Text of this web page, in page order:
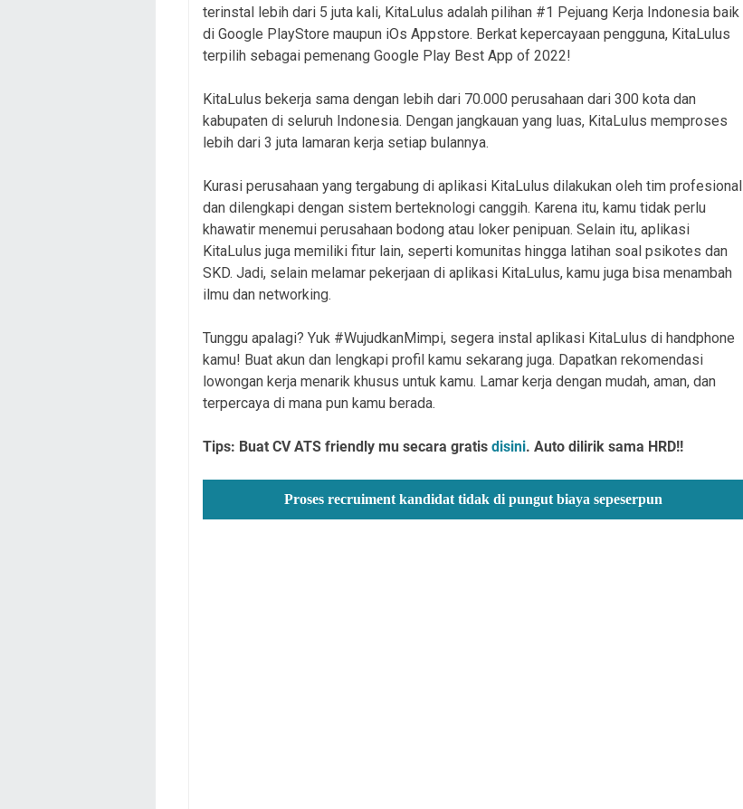
terinstal lebih dari 5 juta kali, KitaLulus adalah pilihan #1 Pejuang Kerja Indonesia baik
di Google PlayStore maupun iOs Appstore. Berkat kepercayaan pengguna, KitaLulus
terpilih sebagai pemenang Google Play Best App of 2022!
KitaLulus bekerja sama dengan lebih dari 70.000 perusahaan dari 300 kota dan
kabupaten di seluruh Indonesia. Dengan jangkauan yang luas, KitaLulus memproses
lebih dari 3 juta lamaran kerja setiap bulannya.
Kurasi perusahaan yang tergabung di aplikasi KitaLulus dilakukan oleh tim profesional
dan dilengkapi dengan sistem berteknologi canggih. Karena itu, kamu tidak perlu
khawatir menemui perusahaan bodong atau loker penipuan. Selain itu, aplikasi
KitaLulus juga memiliki fitur lain, seperti komunitas hingga latihan soal psikotes dan
SKD. Jadi, selain melamar pekerjaan di aplikasi KitaLulus, kamu juga bisa menambah
ilmu dan networking.
Tunggu apalagi? Yuk #WujudkanMimpi, segera instal aplikasi KitaLulus di handphone
kamu! Buat akun dan lengkapi profil kamu sekarang juga. Dapatkan rekomendasi
lowongan kerja menarik khusus untuk kamu. Lamar kerja dengan mudah, aman, dan
terpercaya di mana pun kamu berada.
Tips: Buat CV ATS friendly mu secara gratis disini. Auto dilirik sama HRD!!
Proses recruiment kandidat tidak di pungut biaya sepeserpun